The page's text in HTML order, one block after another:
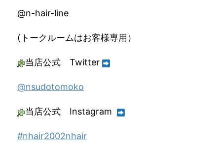
@n-hair-line
(トークルームはお客様専用）
当店公式 Twitter
@nsudotomoko
当店公式 Instagram
#nhair2002nhair